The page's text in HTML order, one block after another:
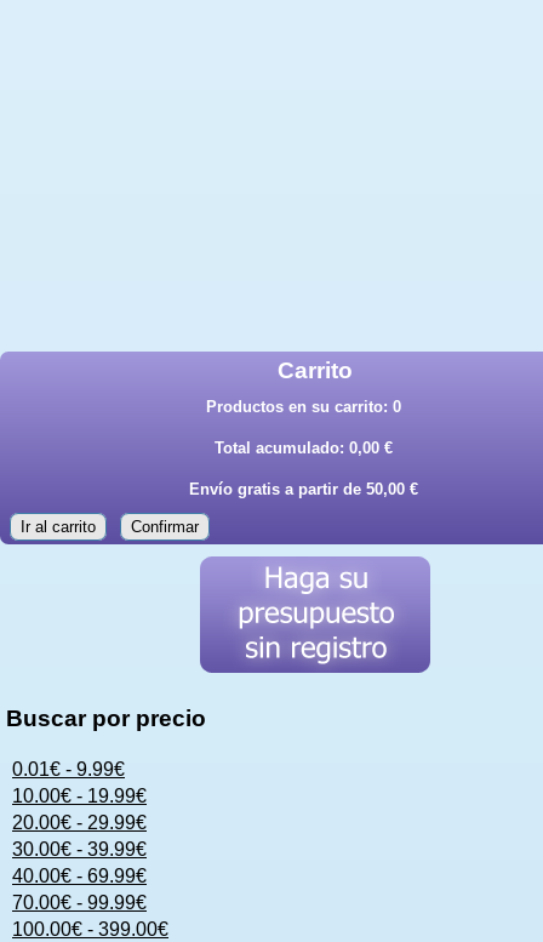
Carrito
Productos en su carrito: 0
Total acumulado: 0,00 €
Envío gratis a partir de 50,00 €
Ir al carrito Confirmar
Buscar por precio
0.01€ - 9.99€
10.00€ - 19.99€
20.00€ - 29.99€
30.00€ - 39.99€
40.00€ - 69.99€
70.00€ - 99.99€
100.00€ - 399.00€